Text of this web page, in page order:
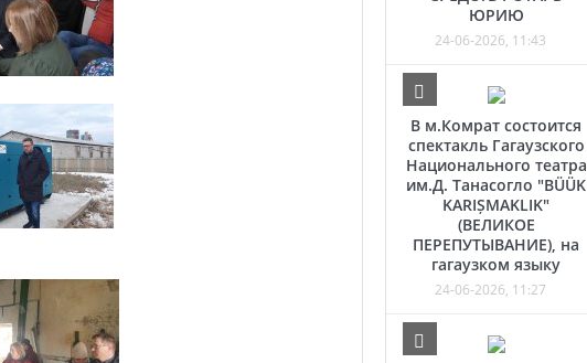
ЮРИЮ
24-06-2026, 11:43
В м.Комрат состоится
спектакль Гагаузского
Национального театра
им.Д. Танасогло "BÜÜK
KARIȘMAKLIK"
(ВЕЛИКОЕ
ПЕРЕПУТЫВАНИЕ), на
гагаузком языку
24-06-2026, 11:27